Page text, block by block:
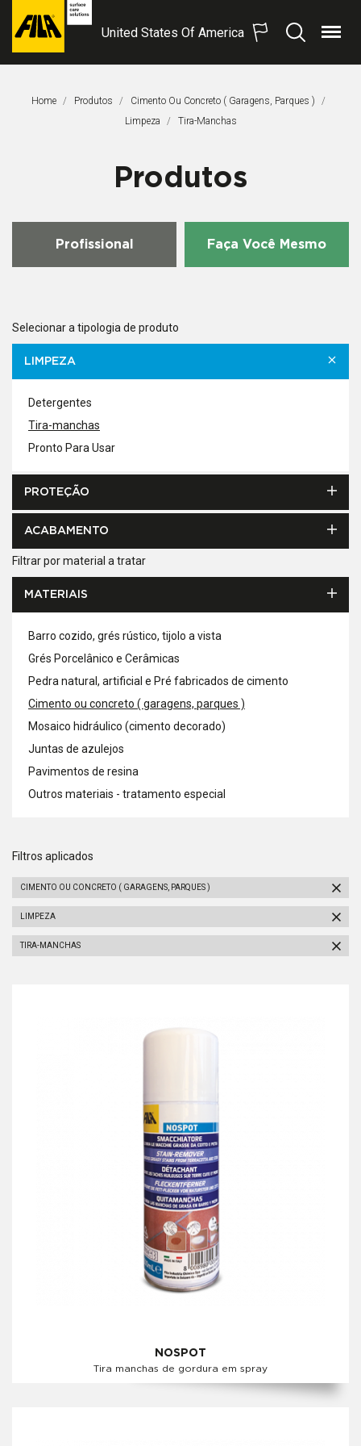
FILA
S.p.A.
United States Of America
ProcurarMenu
Home Produtos
Cimento Ou Concreto ( Garagens, Parques )
Limpeza
Página Atual:
Tira-Manchas
Produtos
Profissional Faça Você Mesmo
Selecionar a tipologia de produto
LIMPEZA
Detergentes
Tira-manchas
Pronto Para Usar
PROTEÇÃO
ACABAMENTO
Filtrar por material a tratar
MATERIAIS
Barro cozido, grés rústico, tijolo a vista
Grés Porcelânico e Cerâmicas
Pedra natural, artificial e Pré fabricados de cimento
Cimento ou concreto ( garagens, parques )
Mosaico hidráulico (cimento decorado)
Juntas de azulejos
Pavimentos de resina
Outros materiais - tratamento especial
Filtros aplicados
CIMENTO OU CONCRETO ( GARAGENS, PARQUES )
LIMPEZA
TIRA-MANCHAS
NOSPOT
Tira manchas de gordura em spray